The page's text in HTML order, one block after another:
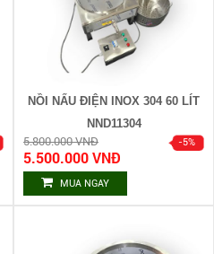
NỒI NẤU ĐIỆN INOX 304 60 LÍT
NND11304
5.800.000 VNĐ
5.500.000 VNĐ
MUA NGAY